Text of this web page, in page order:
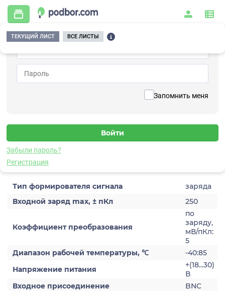
Запомнить меня
Забыли пароль?
Регистрация
ТЕКУЩИЙ ЛИСТ ВСЕ ЛИСТЫ
Главная / Контрольно-измерительные приборы и автоматика /
Измерительное оборудование / Формирователи сигналов / Преобразующие
A1220-20-01
Формирователь сигналов преобразующий
Характеристики
Тип формирователя сигнала
заряда
Входной заряд max, ± пКл
250
Коэффициент преобразования
по
заряду,
мВ/пКл:
5
Диапазон рабочей температуры, ℃
-40:85
Напряжение питания
+(18...30)
В
Входное присоединение
BNC